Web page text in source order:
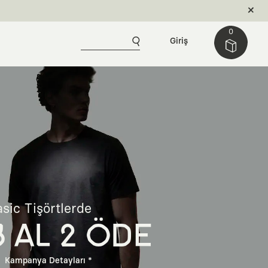
0
Giriş
Tişörtlerde
AL 2 ÖDE
Kampanya Detayları *